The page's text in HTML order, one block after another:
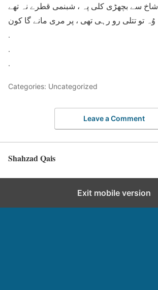
شاخ سے بچھڑی کلی پہ ، شبنمی قطرے نہ تھے
وُہ تو تتلی رو رہی تھی ، پر مری مانے گا کون
.
.
.
Categories: Uncategorized
Leave a Comment
Shahzad Qais
Exit mobile version